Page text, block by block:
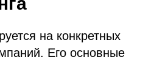
на конкретных
Его основные